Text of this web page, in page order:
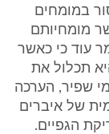
במומחים
מומחיותם
עוד כי כאשר
תכלול את
שפיר, הערכה
של איברים
הגפיים.